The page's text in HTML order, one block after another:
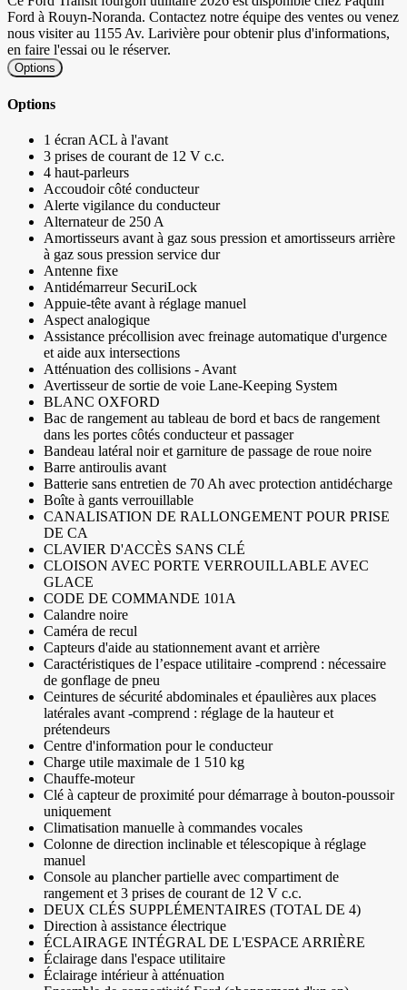
Ford à Rouyn-Noranda. Contactez notre équipe des ventes ou venez
nous visiter au 1155 Av. Larivière pour obtenir plus d'informations,
en faire l'essai ou le réserver.
Options
Options
1 écran ACL à l'avant
3 prises de courant de 12 V c.c.
4 haut-parleurs
Accoudoir côté conducteur
Alerte vigilance du conducteur
Alternateur de 250 A
Amortisseurs avant à gaz sous pression et amortisseurs arrière
à gaz sous pression service dur
Antenne fixe
Antidémarreur SecuriLock
Appuie-tête avant à réglage manuel
Aspect analogique
Assistance précollision avec freinage automatique d'urgence
et aide aux intersections
Atténuation des collisions - Avant
Avertisseur de sortie de voie Lane-Keeping System
BLANC OXFORD
Bac de rangement au tableau de bord et bacs de rangement
dans les portes côtés conducteur et passager
Bandeau latéral noir et garniture de passage de roue noire
Barre antiroulis avant
Batterie sans entretien de 70 Ah avec protection antidécharge
Boîte à gants verrouillable
CANALISATION DE RALLONGEMENT POUR PRISE
DE CA
CLAVIER D'ACCÈS SANS CLÉ
CLOISON AVEC PORTE VERROUILLABLE AVEC
GLACE
CODE DE COMMANDE 101A
Calandre noire
Caméra de recul
Capteurs d'aide au stationnement avant et arrière
Caractéristiques de l’espace utilitaire -comprend : nécessaire
de gonflage de pneu
Ceintures de sécurité abdominales et épaulières aux places
latérales avant -comprend : réglage de la hauteur et
prétendeurs
Centre d'information pour le conducteur
Charge utile maximale de 1 510 kg
Chauffe-moteur
Clé à capteur de proximité pour démarrage à bouton-poussoir
uniquement
Climatisation manuelle à commandes vocales
Colonne de direction inclinable et télescopique à réglage
manuel
Console au plancher partielle avec compartiment de
rangement et 3 prises de courant de 12 V c.c.
DEUX CLÉS SUPPLÉMENTAIRES (TOTAL DE 4)
Direction à assistance électrique
ÉCLAIRAGE INTÉGRAL DE L'ESPACE ARRIÈRE
Éclairage dans l'espace utilitaire
Éclairage intérieur à atténuation